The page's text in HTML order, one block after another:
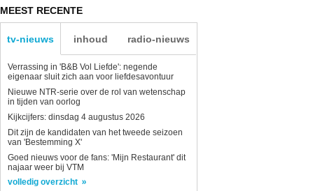
MEEST RECENTE
tv-nieuws inhoud radio-nieuws
Verrassing in 'B&B Vol Liefde': negende
eigenaar sluit zich aan voor liefdesavontuur
Nieuwe NTR-serie over de rol van wetenschap
in tijden van oorlog
Kijkcijfers: dinsdag 4 augustus 2026
Dit zijn de kandidaten van het tweede seizoen
van 'Bestemming X'
Goed nieuws voor de fans: 'Mijn Restaurant' dit
najaar weer bij VTM
volledig overzicht